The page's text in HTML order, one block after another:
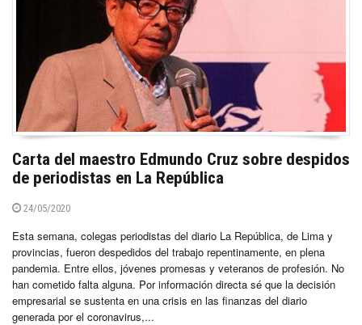
Carta del maestro Edmundo Cruz sobre despidos
de periodistas en La República
24/05/2020
Esta semana, colegas periodistas del diario La República, de Lima y
provincias, fueron despedidos del trabajo repentinamente, en plena
pandemia. Entre ellos, jóvenes promesas y veteranos de profesión. No
han cometido falta alguna. Por información directa sé que la decisión
empresarial se sustenta en una crisis en las finanzas del diario
generada por el coronavirus,...